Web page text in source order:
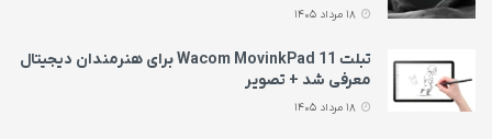
تبلت Wacom MovinkPad 11 برای هنرمندان دیجیتال
معرفی شد + تصویر